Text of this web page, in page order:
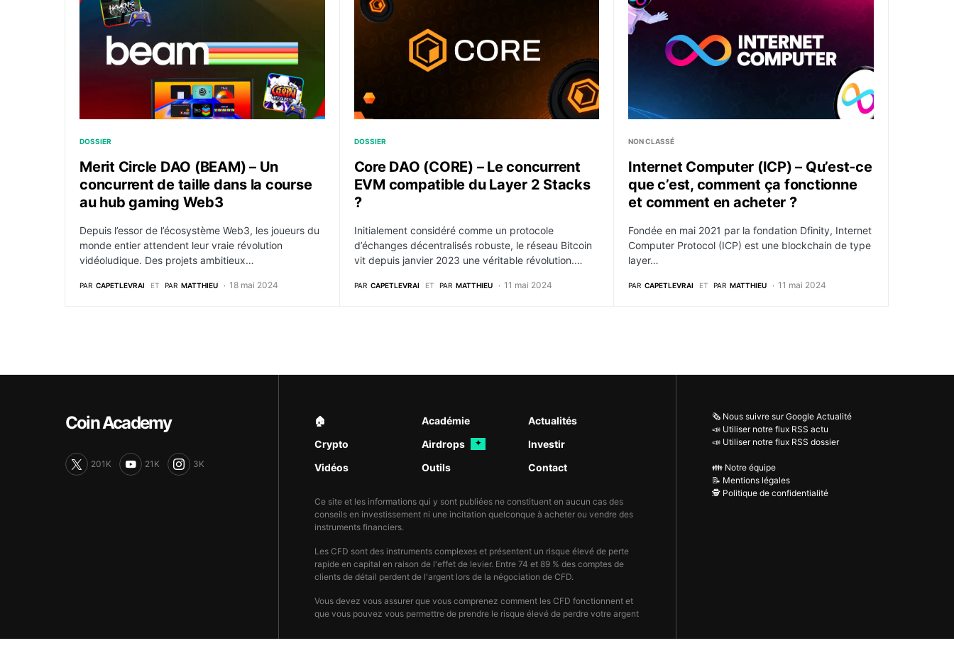
DOSSIER
Merit Circle DAO (BEAM) – Un
concurrent de taille dans la course
au hub gaming Web3
Depuis l’essor de l’écosystème Web3, les joueurs du
monde entier attendent leur vraie révolution
vidéoludique. Des projets ambitieux…
PAR CAPETLEVRAI ET PAR MATTHIEU 18 mai 2024
DOSSIER
Core DAO (CORE) – Le concurrent
EVM compatible du Layer 2 Stacks
?
Initialement considéré comme un protocole
d’échanges décentralisés robuste, le réseau Bitcoin
vit depuis janvier 2023 une véritable révolution.…
PAR CAPETLEVRAI ET PAR MATTHIEU 11 mai 2024
NON CLASSÉ
Internet Computer (ICP) – Qu’est-ce
que c’est, comment ça fonctionne
et comment en acheter ?
Fondée en mai 2021 par la fondation Dfinity, Internet
Computer Protocol (ICP) est une blockchain de type
layer…
PAR CAPETLEVRAI ET PAR MATTHIEU 11 mai 2024
Coin Academy
201K 21K 3K
🏠︎ Académie
Actualités
Crypto
Airdrops ✦
Investir
Vidéos
Outils Contact
Ce site et les informations qui y sont publiées ne constituent en aucun cas des
conseils en investissement ni une incitation quelconque à acheter ou vendre des
instruments financiers.
Les CFD sont des instruments complexes et présentent un risque élevé de perte
rapide en capital en raison de l'effet de levier. Entre 74 et 89 % des comptes de
clients de détail perdent de l'argent lors de la négociation de CFD.
Vous devez vous assurer que vous comprenez comment les CFD fonctionnent et
que vous pouvez vous permettre de prendre le risque élevé de perdre votre argent
🗞️ Nous suivre sur Google Actualité
📣 Utiliser notre flux RSS actu
📣 Utiliser notre flux RSS dossier
👪 Notre équipe
📝 Mentions légales
🕵️ Politique de confidentialité